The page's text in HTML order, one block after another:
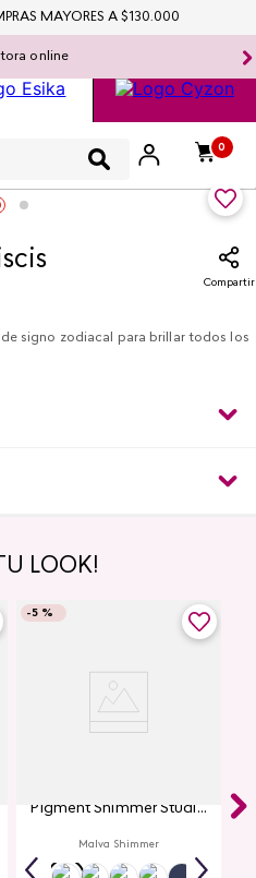
online
0
MAYORES A $130.000
Compartir
signo zodiacal para brillar todos los
LOOK!
-5 %
Pigment Shimmer Studio
Malva Shimmer